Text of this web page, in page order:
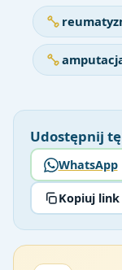
Udostępnij
WhatsApp
Kopiuj link